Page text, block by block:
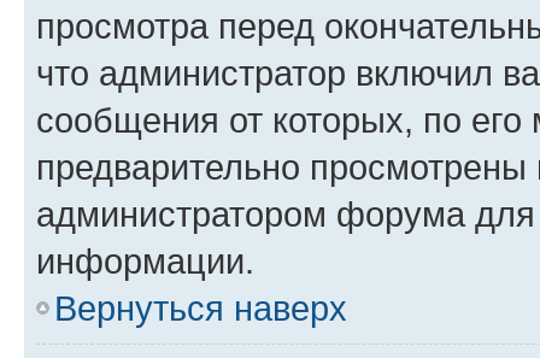
просмотра перед
что администратор включил
сообщения от которых, по
предварительно
администратором форума
информации.
Вернуться наверх